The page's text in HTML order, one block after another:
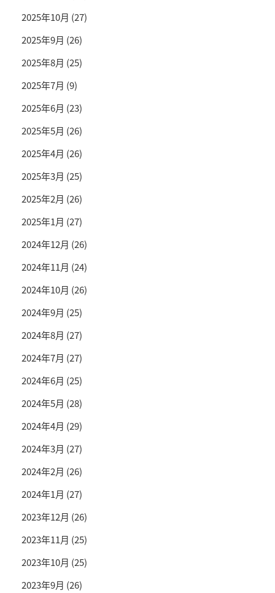
2025年10月 (27)
2025年9月 (26)
2025年8月 (25)
2025年7月 (9)
2025年6月 (23)
2025年5月 (26)
2025年4月 (26)
2025年3月 (25)
2025年2月 (26)
2025年1月 (27)
2024年12月 (26)
2024年11月 (24)
2024年10月 (26)
2024年9月 (25)
2024年8月 (27)
2024年7月 (27)
2024年6月 (25)
2024年5月 (28)
2024年4月 (29)
2024年3月 (27)
2024年2月 (26)
2024年1月 (27)
2023年12月 (26)
2023年11月 (25)
2023年10月 (25)
2023年9月 (26)